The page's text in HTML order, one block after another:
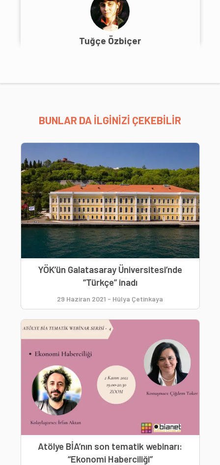
Tuğçe Özbiçer
BUNLAR DA İLGİNİZİ ÇEKEBİLİR
YÖK’ün Galatasaray Üniversitesi’nde
“Türkçe” inadı
29 Haziran 2021 - Hülya Çetinkaya
Atölye BİA’nın son tematik webinarı:
“Ekonomi Haberciliği”